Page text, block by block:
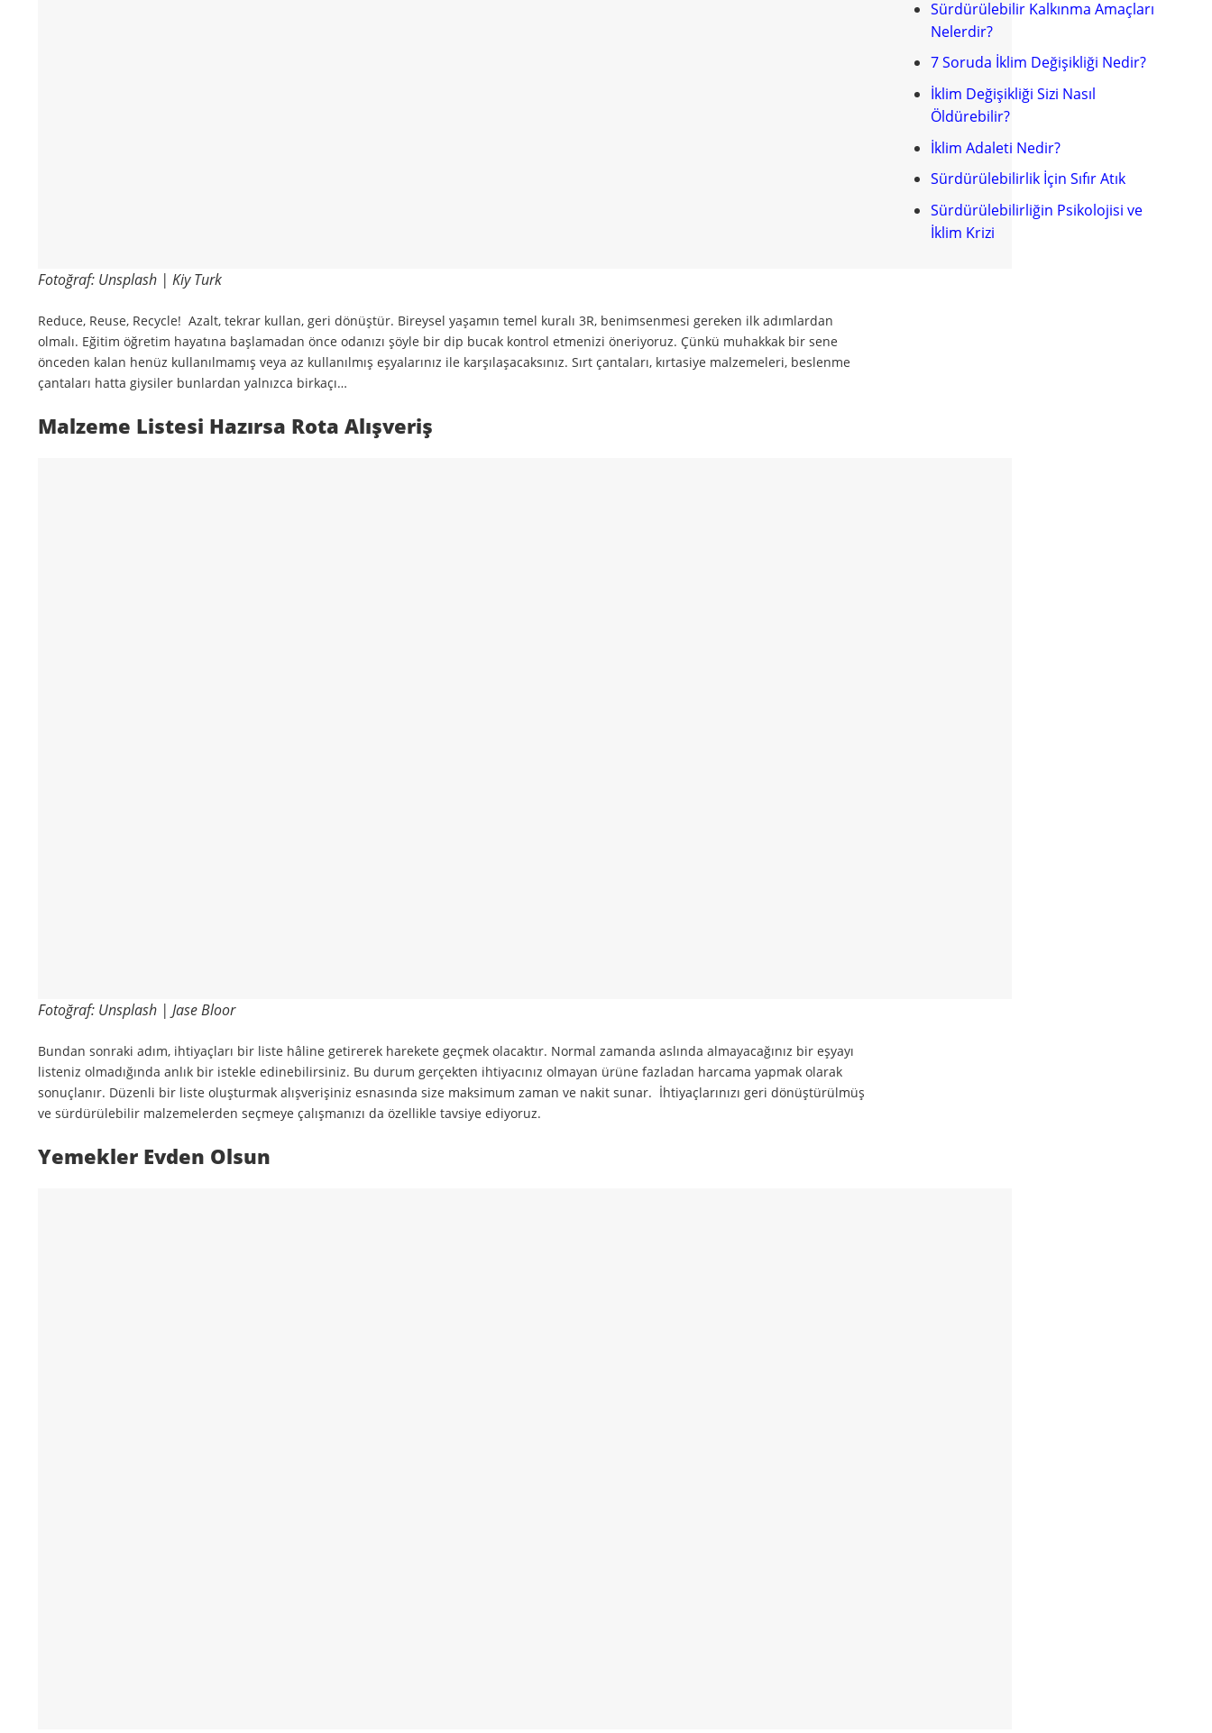
Fotoğraf: Unsplash | Kiy Turk
Reduce, Reuse, Recycle! Azalt, tekrar kullan, geri dönüştür. Bireysel yaşamın temel kuralı 3R, benimsenmesi gereken ilk adımlardan
olmalı. Eğitim öğretim hayatına başlamadan önce odanızı şöyle bir dip bucak kontrol etmenizi öneriyoruz. Çünkü muhakkak bir sene
önceden kalan henüz kullanılmamış veya az kullanılmış eşyalarınız ile karşılaşacaksınız. Sırt çantaları, kırtasiye malzemeleri, beslenme
çantaları hatta giysiler bunlardan yalnızca birkaçı…
Malzeme Listesi Hazırsa Rota Alışveriş
Fotoğraf: Unsplash | Jase Bloor
Bundan sonraki adım, ihtiyaçları bir liste hâline getirerek harekete geçmek olacaktır. Normal zamanda aslında almayacağınız bir eşyayı
listeniz olmadığında anlık bir istekle edinebilirsiniz. Bu durum gerçekten ihtiyacınız olmayan ürüne fazladan harcama yapmak olarak
sonuçlanır. Düzenli bir liste oluşturmak alışverişiniz esnasında size maksimum zaman ve nakit sunar. İhtiyaçlarınızı geri dönüştürülmüş
ve sürdürülebilir malzemelerden seçmeye çalışmanızı da özellikle tavsiye ediyoruz.
Yemekler Evden Olsun
Sürdürülebilir Kalkınma Amaçları
Nelerdir?
7 Soruda İklim Değişikliği Nedir?
İklim Değişikliği Sizi Nasıl
Öldürebilir?
İklim Adaleti Nedir?
Sürdürülebilirlik İçin Sıfır Atık
Sürdürülebilirliğin Psikolojisi ve
İklim Krizi